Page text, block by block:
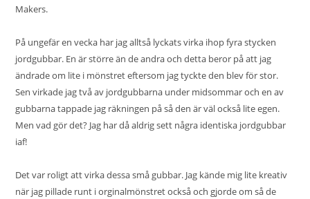
Makers.
På ungefär en vecka har jag alltså lyckats virka ihop fyra stycken
jordgubbar. En är större än de andra och detta beror på att jag
ändrade om lite i mönstret eftersom jag tyckte den blev för stor.
Sen virkade jag två av jordgubbarna under midsommar och en av
gubbarna tappade jag räkningen på så den är väl också lite egen.
Men vad gör det? Jag har då aldrig sett några identiska jordgubbar
iaf!
Det var roligt att virka dessa små gubbar. Jag kände mig lite kreativ
när jag pillade runt i orginalmönstret också och gjorde om så de